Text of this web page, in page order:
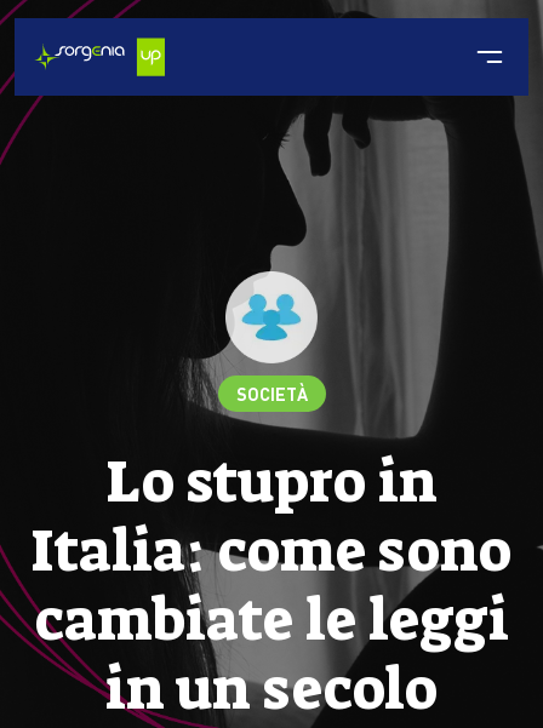
SOCIETÀ
Lo stupro in
Italia: come sono
cambiate le leggi
in un secolo